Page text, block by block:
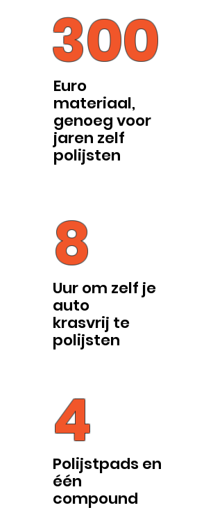
300
Euro
materiaal,
genoeg voor
jaren zelf
polijsten
8
Uur om zelf je
auto
krasvrij te
polijsten
4
Polijstpads en
één
compound